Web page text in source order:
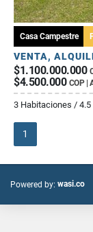
Casa Campestre
VENTA,
$1.100.000.000
$4.500.000 COP |
3 Habitaciones /
1
Powered by: wasi.co